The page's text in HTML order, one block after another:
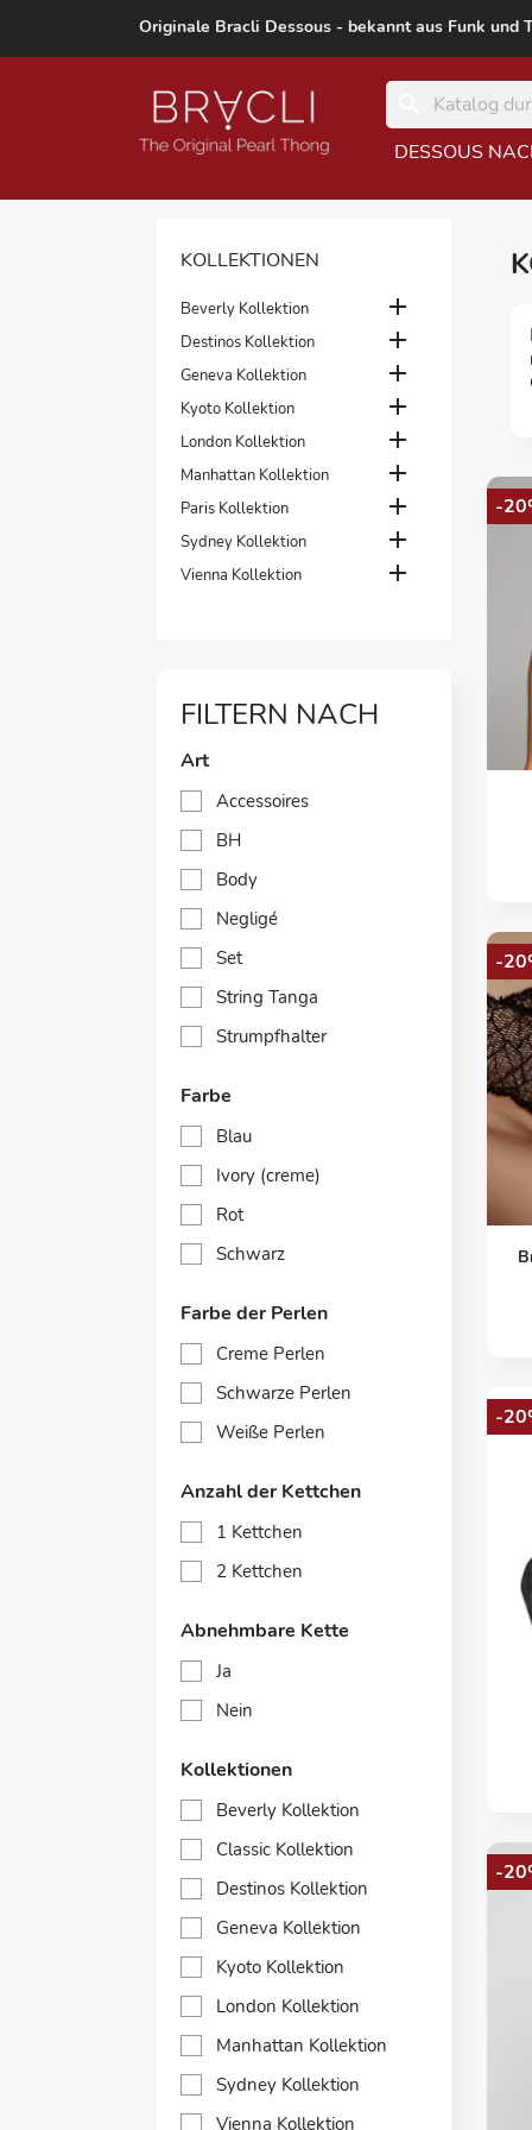
Originale Bracli Dessous - bekannt aus Funk und
DESSOUS
KOLLEKTIONEN
Beverly Kollektion 
Destinos Kollektion 
Geneva Kollektion 
Kyoto Kollektion 
London Kollektion 
Manhattan Kollektion 
Paris Kollektion 
Sydney Kollektion 
Vienna Kollektion 
FILTERN NACH
Art
Accessoires
BH
Body
Negligé
Set
String Tanga
Strumpfhalter
Farbe
Blau
Ivory (creme)
Rot
Schwarz
Farbe der Perlen
Creme Perlen
Schwarze Perlen
Weiße Perlen
Anzahl der Kettchen
1 Kettchen
2 Kettchen
Abnehmbare Kette
Ja
Nein
Kollektionen
Beverly Kollektion
Classic Kollektion
Destinos Kollektion
Geneva Kollektion
Kyoto Kollektion
London Kollektion
Manhattan Kollektion
Sydney Kollektion
Vienna Kollektion
-
-
-
-